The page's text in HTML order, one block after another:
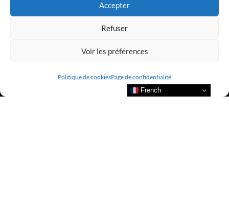
Accepter
Refuser
Voir les préférences
Politique de cookiesPage de confidentialité
French